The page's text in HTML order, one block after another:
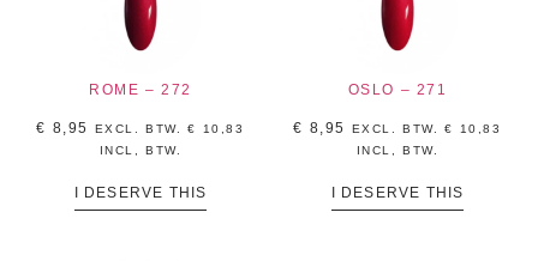
ROME – 272
€ 8,95 EXCL. BTW.€
10,83
INCL, BTW.
I DESERVE THIS
OSLO – 271
€ 8,95 EXCL. BTW.€
10,83
INCL, BTW.
I DESERVE THIS